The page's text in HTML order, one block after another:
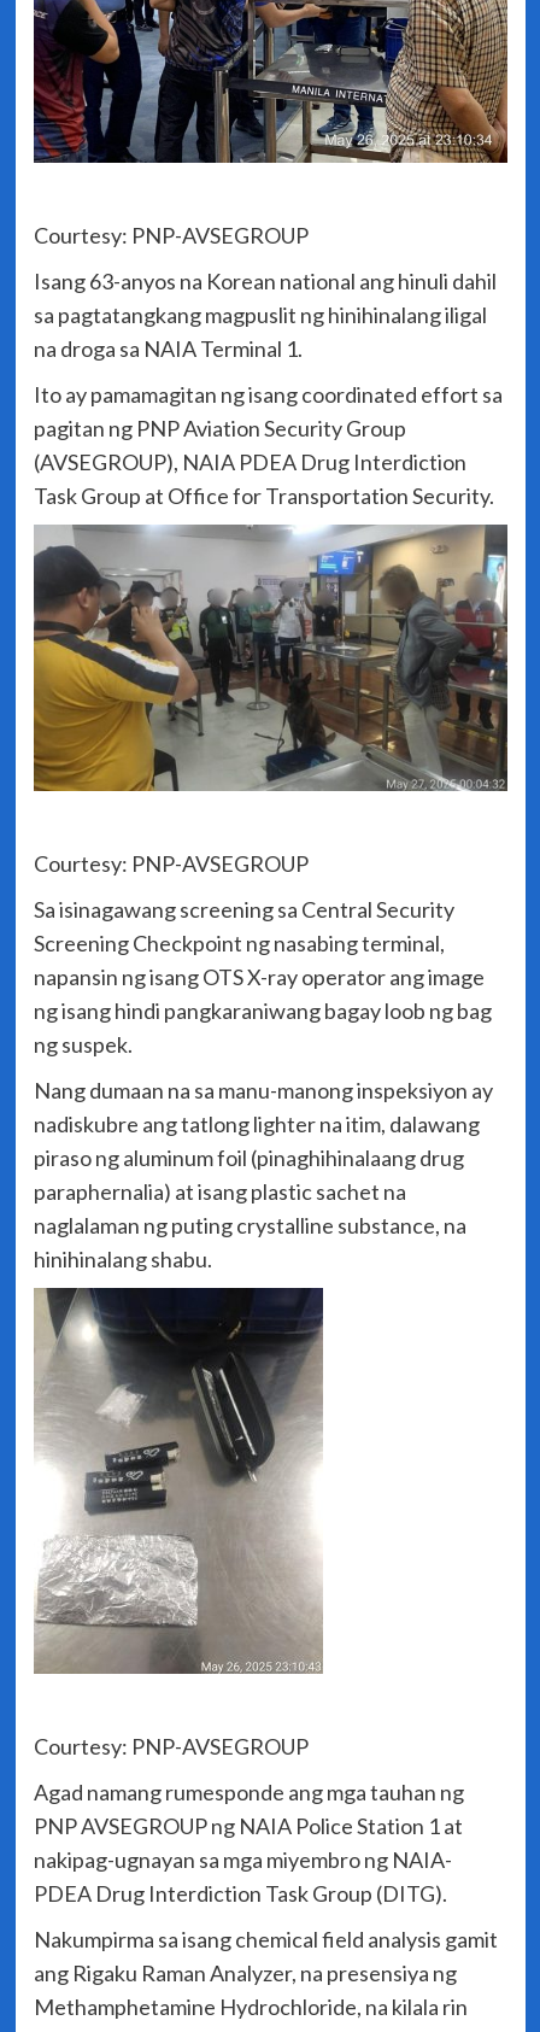
Courtesy: PNP-AVSEGROUP
Isang 63-anyos na Korean national ang hinuli dahil
sa pagtatangkang magpuslit ng hinihinalang iligal
na droga sa NAIA Terminal 1.
Ito ay pamamagitan ng isang coordinated effort sa
pagitan ng PNP Aviation Security Group
(AVSEGROUP), NAIA PDEA Drug Interdiction
Task Group at Office for Transportation Security.
Courtesy: PNP-AVSEGROUP
Sa isinagawang screening sa Central Security
Screening Checkpoint ng nasabing terminal,
napansin ng isang OTS X-ray operator ang image
ng isang hindi pangkaraniwang bagay loob ng bag
ng suspek.
Nang dumaan na sa manu-manong inspeksiyon ay
nadiskubre ang tatlong lighter na itim, dalawang
piraso ng aluminum foil (pinaghihinalaang drug
paraphernalia) at isang plastic sachet na
naglalaman ng puting crystalline substance, na
hinihinalang shabu.
Courtesy: PNP-AVSEGROUP
Agad namang rumesponde ang mga tauhan ng
PNP AVSEGROUP ng NAIA Police Station 1 at
nakipag-ugnayan sa mga miyembro ng NAIA-
PDEA Drug Interdiction Task Group (DITG).
Nakumpirma sa isang chemical field analysis gamit
ang Rigaku Raman Analyzer, na presensiya ng
Methamphetamine Hydrochloride, na kilala rin